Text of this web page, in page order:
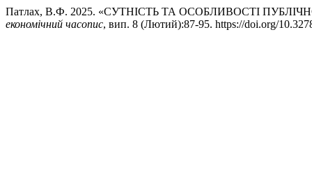
Патлах, В.Ф. 2025. «СУТНІСТЬ ТА ОСОБЛИВОСТІ
економічний часопис, вип. 8 (Лютий):87-95. https://doi.org/